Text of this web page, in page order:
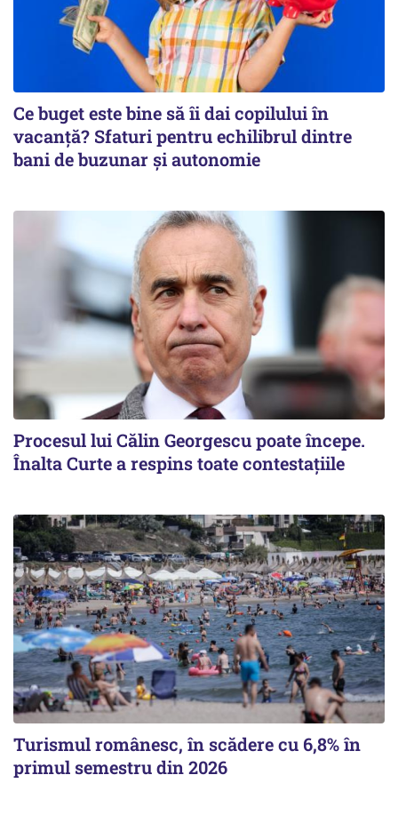
Ce buget este bine să îi dai copilului în
vacanță? Sfaturi pentru echilibrul dintre
bani de buzunar și autonomie
Procesul lui Călin Georgescu poate începe.
Înalta Curte a respins toate contestațiile
Turismul românesc, în scădere cu 6,8% în
primul semestru din 2026